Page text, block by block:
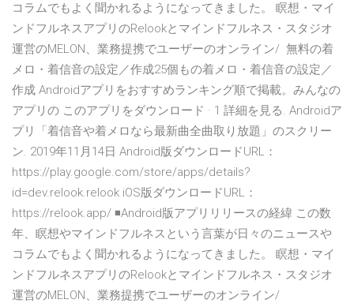
コラムでもよく聞かれるようになってきました。 瞑想・マイ
ンドフルネスアプリのRelookとマインドフルネス・スタジオ
運営のMELON、業務提携でユーザーのオンライン/ 無料の着
メロ・着信音の設定／作成25個もの着メロ・着信音の設定／
作成 Androidアプリをおすすめランキング順で掲載。みんなの
アプリの このアプリをダウンロード · 1 詳細を見る. Androidア
プリ「着信音や着メロなら最新曲全曲取り放題」のスクリー
ン. 2019年11月14日 Android版ダウンロードURL：
https://play.google.com/store/apps/details?
id=dev.relook.relook iOS版ダウンロードURL：
https://relook.app/ ◾️Android版アプリリリースの経緯 この数
年、瞑想やマインドフルネスという言葉が日々のニュースや
コラムでもよく聞かれるようになってきました。 瞑想・マイ
ンドフルネスアプリのRelookとマインドフルネス・スタジオ
運営のMELON、業務提携でユーザーのオンライン/